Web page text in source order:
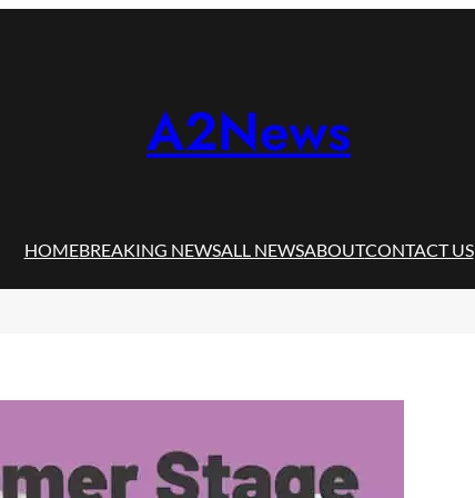
A2News
HOMEBREAKING NEWSALL NEWSABOUTCONTACT US